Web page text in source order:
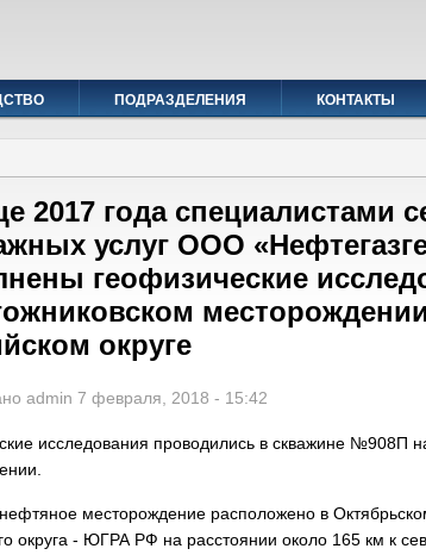
ПОДРАЗДЕЛЕНИЯ КОНТАКТЫ
2017 года специалистами
услуг ООО
геофизические
округе
admin 7 февраля, 2018 - 15:42
исследования проводились в скважине №908П
месторождение расположено в
округа - ЮГРА РФ на расстоянии около 165 км к